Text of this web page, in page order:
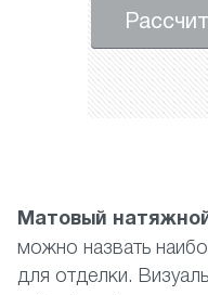
Матовый
можно назвать
для отделки.